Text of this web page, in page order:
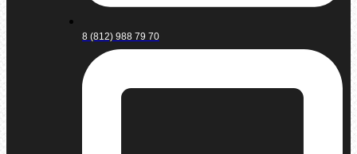
8 (812) 988 79 70